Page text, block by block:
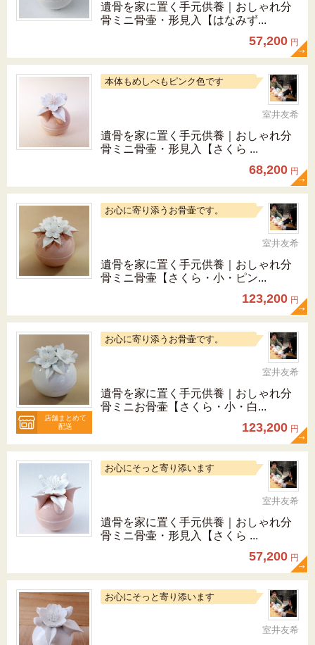
遺骨を家に置く手元供養｜おしゃれ分
骨ミニ骨壷・形見入【はなみず...
57,200 円
本体もめしべもピンク色です
室井友希
遺骨を家に置く手元供養｜おしゃれ分
骨ミニ骨壷・形見入【さくら ...
68,200 円
お心に寄り添うお骨壷です。
室井友希
遺骨を家に置く手元供養｜おしゃれ分
骨ミニ骨壷【さくら・小・ピン...
123,200 円
店舗まとめて
配送
お心に寄り添うお骨壷です。
室井友希
遺骨を家に置く手元供養｜おしゃれ分
骨ミニお骨壷【さくら・小・白...
123,200 円
お心にそっと寄り添います
室井友希
遺骨を家に置く手元供養｜おしゃれ分
骨ミニ骨壷・形見入【さくら ...
57,200 円
お心にそっと寄り添います
室井友希